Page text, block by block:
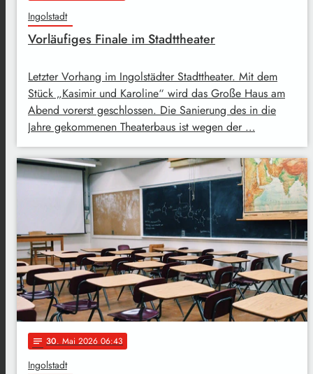
Ingolstadt
Vorläufiges Finale im Stadttheater
Letzter Vorhang im Ingolstädter Stadttheater. Mit dem
Stück „Kasimir und Karoline“ wird das Große Haus am
Abend vorerst geschlossen. Die Sanierung des in die
Jahre gekommenen Theaterbaus ist wegen der …
notes 30. Mai 2026 06:43
Ingolstadt